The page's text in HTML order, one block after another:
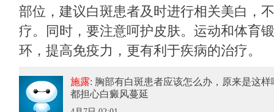
部位，建议白斑患者及时进行相关美白，
疗。同时，要注意呵护皮肤。运动和体育
环，提高免疫力，更有利于疾病的治疗。
施露: 胸部有白斑患者应该怎么办，原来是这样
都担心白癜风蔓延